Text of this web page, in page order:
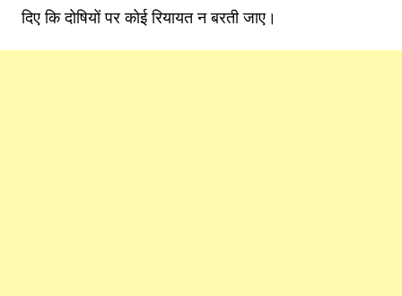
दिए कि दोषियों पर कोई रियायत न बरती जाए।